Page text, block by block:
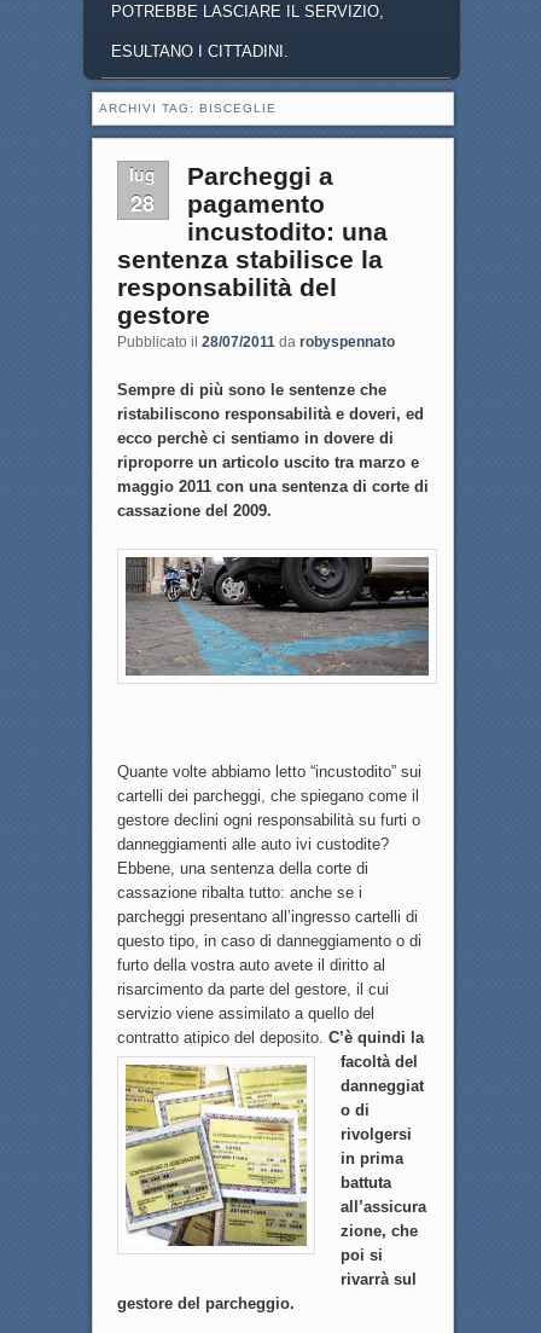
POTREBBE LASCIARE IL SERVIZIO,
ESULTANO I CITTADINI.
ARCHIVI TAG: BISCEGLIE
lug
28
Parcheggi a
pagamento
incustodito: una
sentenza stabilisce la
responsabilità del
gestore
Pubblicato il 28/07/2011 da robyspennato
Sempre di più sono le sentenze che
ristabiliscono responsabilità e doveri, ed
ecco perchè ci sentiamo in dovere di
riproporre un articolo uscito tra marzo e
maggio 2011 con una sentenza di corte di
cassazione del 2009.
Quante volte abbiamo letto “incustodito” sui
cartelli dei parcheggi, che spiegano come il
gestore declini ogni responsabilità su furti o
danneggiamenti alle auto ivi custodite?
Ebbene, una sentenza della corte di
cassazione ribalta tutto: anche se i
parcheggi presentano all’ingresso cartelli di
questo tipo, in caso di danneggiamento o di
furto della vostra auto avete il diritto al
risarcimento da parte del gestore, il cui
servizio viene assimilato a quello del
contratto atipico del deposito. C’è quindi la
facoltà del
danneggiat
o di
rivolgersi
in prima
battuta
all’assicura
zione, che
poi si
rivarrà sul
gestore del parcheggio.